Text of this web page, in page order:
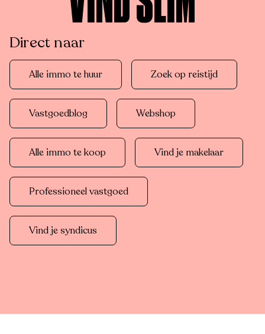
Direct naar
Alle immo te huur Zoek op reistijd
Vastgoedblog Webshop
Alle immo te koop Vind je makelaar
Professioneel vastgoed
Vind je syndicus